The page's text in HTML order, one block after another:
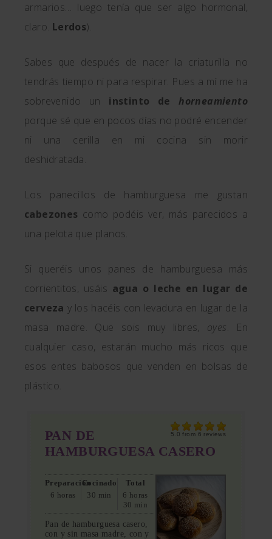
armarios… luego tenía que ser algo hormonal,
claro. Lerdos).
Sabes que después de nacer la criaturilla no
tendrás tiempo ni para respirar. Pues a mí me ha
sobrevenido un instinto dehorneamiento
porque sé que en pocos días no podré encender
ni una cerilla en mi cocina sin morir
deshidratada.
Los panecillos de hamburguesa me gustan
cabezones como podéis ver, más parecidos a
una pelota que planos.
Si queréis unos panes de hamburguesa más
corrientitos, usáis agua o leche en lugar de
cerveza y los hacéis con levadura en lugar de la
masa madre. Que sois muy libres, oyes. En
cualquier caso, estarán mucho más ricos que
esos entes babosos que venden en bolsas de
plástico.
5.0 from 6 reviews
PAN DE
HAMBURGUESA CASERO
Preparación
6 horas
Cocinado
30 min
Total
6 horas
30 min
Pan de hamburguesa casero,
con y sin masa madre, con y